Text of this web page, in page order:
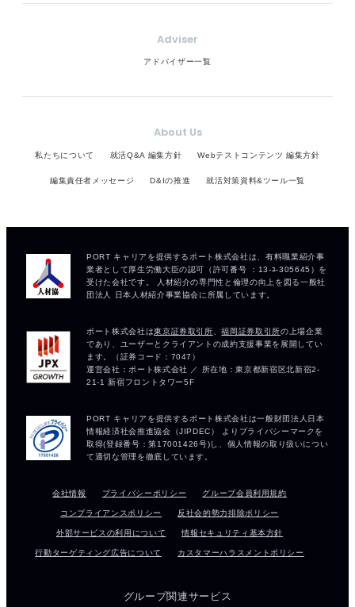
Adviser
アドバイザー一覧
About Us
私たちについて 就活Q&A 編集方針 Webテストコンテンツ 編集方針
編集責任者メッセージ D&Iの推進 就活対策資料&ツール一覧
会社情報 プライバシーポリシー グループ会員利用規約
コンプライアンスポリシー 反社会的勢力排除ポリシー
外部サービスの利用について 情報セキュリティ基本方針
行動ターゲティング広告について カスタマーハラスメントポリシー